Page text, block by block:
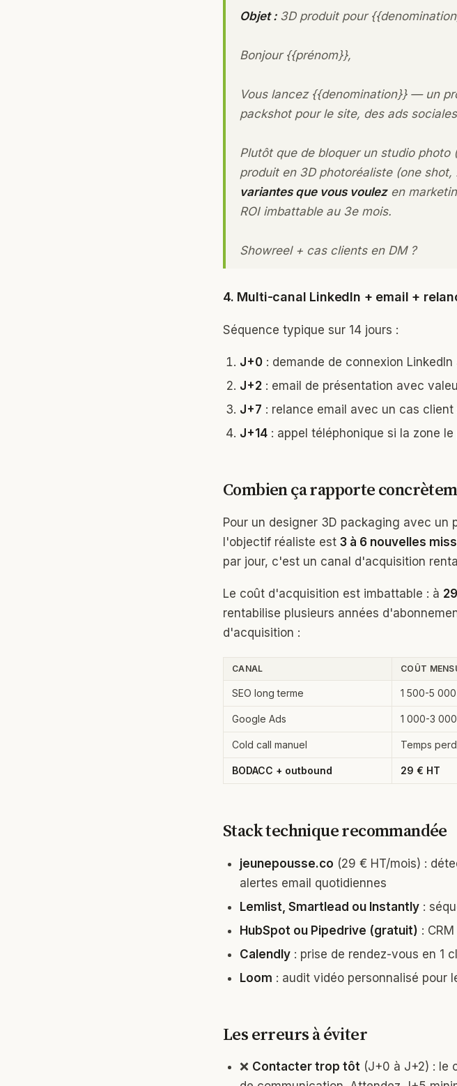
Objet :3D produit pour
Bonjour {{prénom}},
Vous lancez {{denomination}} — un
packshot pour le site, des ads
Plutôt que de bloquer un studio
produit en 3D photoréaliste (one
variantes que vous voulezen
ROI imbattable au 3e mois.
Showreel + cas clients en DM ?
4. Multi-canal LinkedIn + email +
Séquence typique sur 14 jours :
J+0 : demande de connexion
J+2 : email de présentation avec
J+7 : relance email avec un cas client
J+14 : appel téléphonique si la zone
Combien ça rapporte
Pour un designer 3D packaging avec un
l'objectif réaliste est 3 à 6 nouvelles
par jour, c'est un canal d'acquisition
Le coût d'acquisition est imbattable : à
rentabilise plusieurs années
d'acquisition :
CANAL COÛT
SEO long terme 1 500-5
Google Ads 1 000-3
Cold call manuel Temps
BODACC + outbound 29 € HT
Stack technique recommandée
jeunepousse.co (29 € HT/mois) :
alertes email quotidiennes
Lemlist, Smartlead ou Instantly :
HubSpot ou Pipedrive (gratuit) :
Calendly : prise de rendez-vous en 1
Loom : audit vidéo personnalisé pour
Les erreurs à éviter
❌ Contacter trop tôt (J+0 à J+2) : le